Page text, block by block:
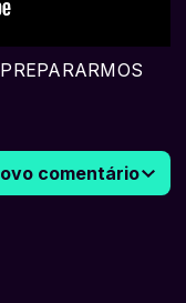
comentário